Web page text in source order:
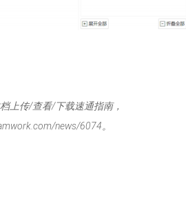
上传/查看/下载速通指南，
news/6074。